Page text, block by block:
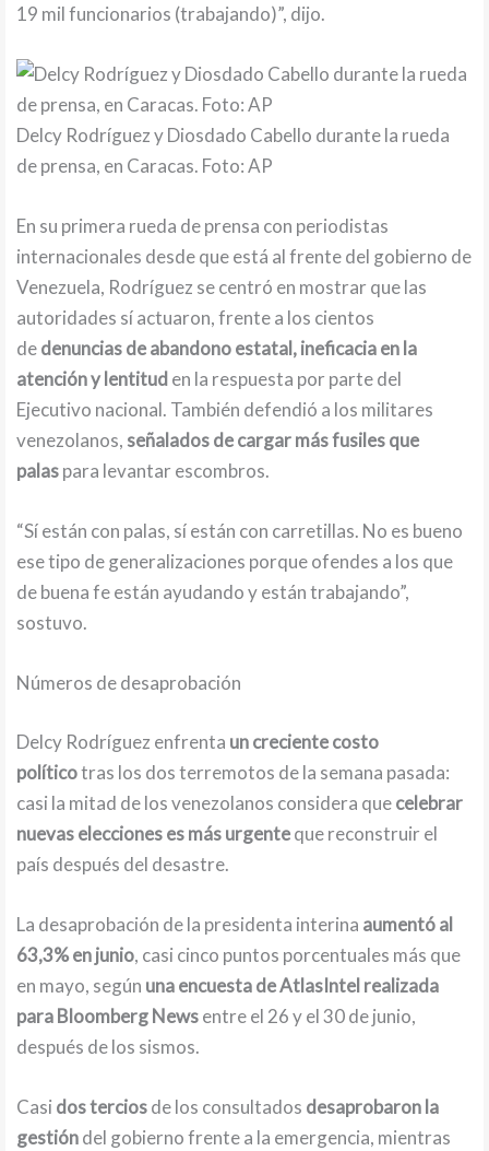
19 mil funcionarios (trabajando)”, dijo.
Delcy Rodríguez y Diosdado Cabello durante la rueda
de prensa, en Caracas. Foto: AP
En su primera rueda de prensa con periodistas
internacionales desde que está al frente del gobierno de
Venezuela, Rodríguez se centró en mostrar que las
autoridades sí actuaron, frente a los cientos
dedenuncias de abandono estatal, ineficacia en la
atención y lentitud en la respuesta por parte del
Ejecutivo nacional. También defendió a los militares
venezolanos, señalados de cargar más fusiles que
palaspara levantar escombros.
“Sí están con palas, sí están con carretillas. No es bueno
ese tipo de generalizaciones porque ofendes a los que
de buena fe están ayudando y están trabajando”,
sostuvo.
Números de desaprobación
Delcy Rodríguez enfrenta un creciente costo
políticotras los dos terremotos de la semana pasada:
casi la mitad de los venezolanos considera quecelebrar
nuevas elecciones es más urgenteque reconstruir el
país después del desastre.
La desaprobación de la presidenta interina aumentó al
63,3% en junio, casi cinco puntos porcentuales más que
en mayo, según una encuesta de AtlasIntel realizada
para Bloomberg Newsentre el 26 y el 30 de junio,
después de los sismos.
Casi dos terciosde los consultados desaprobaron la
gestióndel gobierno frente a la emergencia, mientras